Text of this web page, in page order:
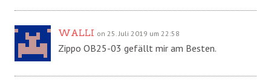
WALLI on 25. Juli 2019 um 22:58
Zippo OB25-03 gefällt mir am Besten.